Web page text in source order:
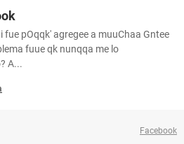
fue pOqqk' agregee a muuChaa Gntee
fuue qk nunqqa me lo
A...
Facebook